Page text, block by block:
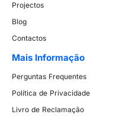
Projectos
Blog
Contactos
Mais Informação
Perguntas Frequentes
Política de Privacidade
Livro de Reclamação